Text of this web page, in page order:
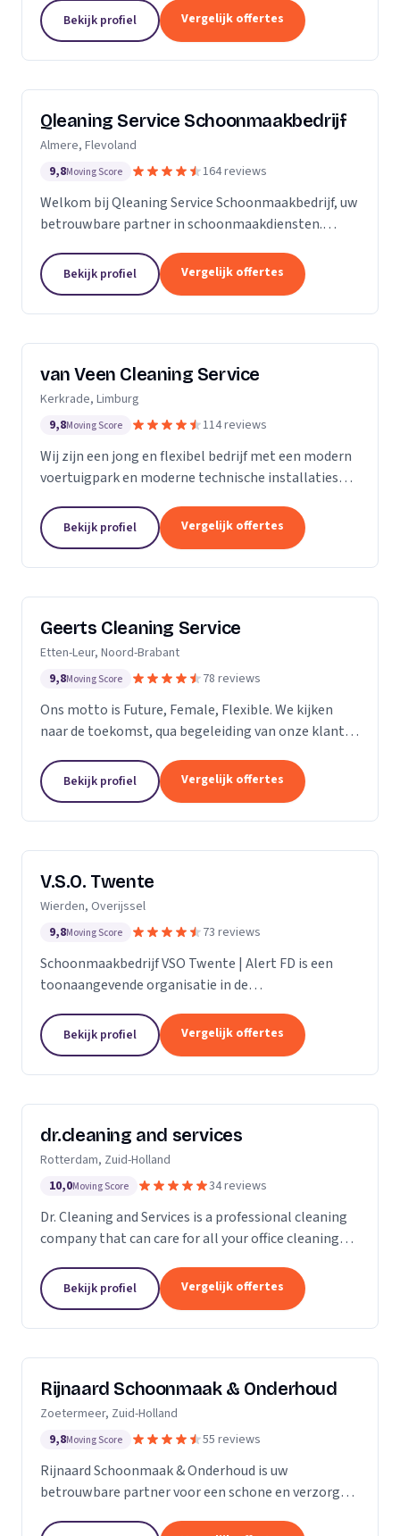
zijn Stel op Sprong gestart om mensen te helpen
en...
Bekijk profiel Vergelijk offertes
Qleaning Service Schoonmaakbedrijf
Almere, Flevoland
9,8Moving Score 164 reviews
Welkom bij Qleaning Service Schoonmaakbedrijf, uw
betrouwbare partner in schoonmaakdiensten.
ernaar om de standaard in schoonmaakexpertise
te...
Bekijk profiel Vergelijk offertes
van Veen Cleaning Service
Kerkrade, Limburg
9,8Moving Score 114 reviews
Wij zijn een jong en flexibel bedrijf met een modern
voertuigpark en moderne technische installaties
zowel voor Particulier als zakelijke klanten....
Bekijk profiel Vergelijk offertes
Geerts Cleaning Service
Etten-Leur, Noord-Brabant
9,8Moving Score 78 reviews
Ons motto is Future, Female, Flexible. We kijken
naar de toekomst, qua begeleiding van onze klanten
vrouwelijke ondernemers behandelen wij ons
personeel...
Bekijk profiel Vergelijk offertes
V.S.O. Twente
Wierden, Overijssel
9,8Moving Score 73 reviews
Schoonmaakbedrijf VSO Twente | Alert FD is een
toonaangevende organisatie in de
technieken en moderne machines, onderscheiden
we ons door het leveren van...
Bekijk profiel Vergelijk offertes
dr.cleaning and services
Rotterdam, Zuid-Holland
10,0Moving Score 34 reviews
Dr. Cleaning and Services is a professional cleaning
company that can care for all your office cleaning
general cleaning to deep cleaning, so you can...
Bekijk profiel Vergelijk offertes
Rijnaard Schoonmaak & Onderhoud
Zoetermeer, Zuid-Holland
9,8Moving Score 55 reviews
Rijnaard Schoonmaak & Onderhoud is uw
betrouwbare partner voor een schone en verzorgde